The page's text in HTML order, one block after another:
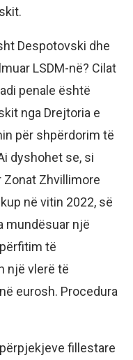
Despotovski dhe
LSDM-në? Cilat
penale është
nga Drejtoria e
për shpërdorim të
dyshohet se, si
Zhvillimore
në vitin 2022, së
mundësuar një
të
një vlerë të
eurosh. Procedura
fillestare